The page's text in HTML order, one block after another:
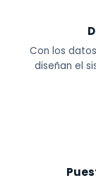
Con los
diseñan el